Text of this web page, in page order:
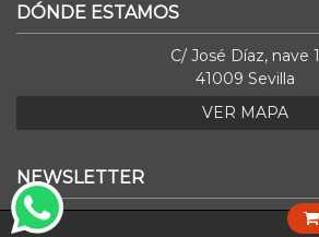
DÓNDE ESTAMOS
C/ José Díaz, nave 1
41009 Sevilla
VER MAPA
NEWSLETTER